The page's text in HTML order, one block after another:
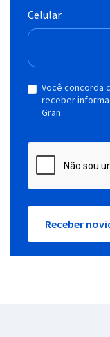
Celular
Você concorda
receber
Gran.
Receber